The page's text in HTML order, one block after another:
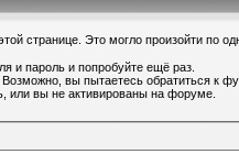
странице. Это могло произойти по
и пароль и попробуйте ещё раз.
вы пытаетесь обратиться к
или вы не активированы на форуме.